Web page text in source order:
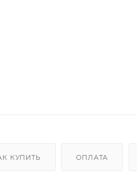
КУПИТЬ ОПЛАТА